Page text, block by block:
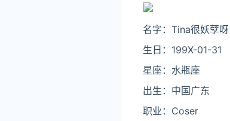
名字：Tina很妖孽呀
生日：199X-01-31
星座：水瓶座
出生：中国广东
职业：Coser